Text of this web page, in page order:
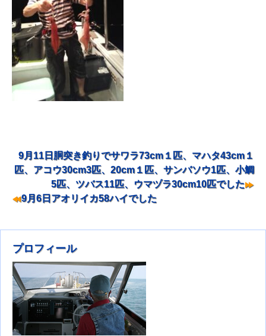
投稿ナビゲーション
9月11日胴突き釣りでサワラ73cm１匹、マハタ43cm１
匹、アコウ30cm3匹、20cm１匹、サンバソウ1匹、小鯛
5匹、ツバス11匹、ウマヅラ30cm10匹でした
9月6日アオリイカ58ハイでした
プロフィール